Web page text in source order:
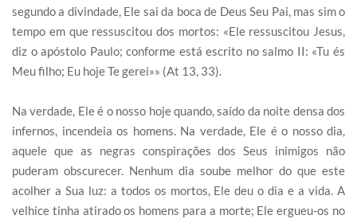
segundo a divindade, Ele sai da boca de Deus Seu Pai, mas sim o
tempo em que ressuscitou dos mortos: «Ele ressuscitou Jesus,
diz o apóstolo Paulo; conforme está escrito no salmo II: «Tu és
Meu filho; Eu hoje Te gerei»» (At 13, 33).
Na verdade, Ele é o nosso hoje quando, saído da noite densa dos
infernos, incendeia os homens. Na verdade, Ele é o nosso dia,
aquele que as negras conspirações dos Seus inimigos não
puderam obscurecer. Nenhum dia soube melhor do que este
acolher a Sua luz: a todos os mortos, Ele deu o dia e a vida. A
velhice tinha atirado os homens para a morte; Ele ergueu-os no